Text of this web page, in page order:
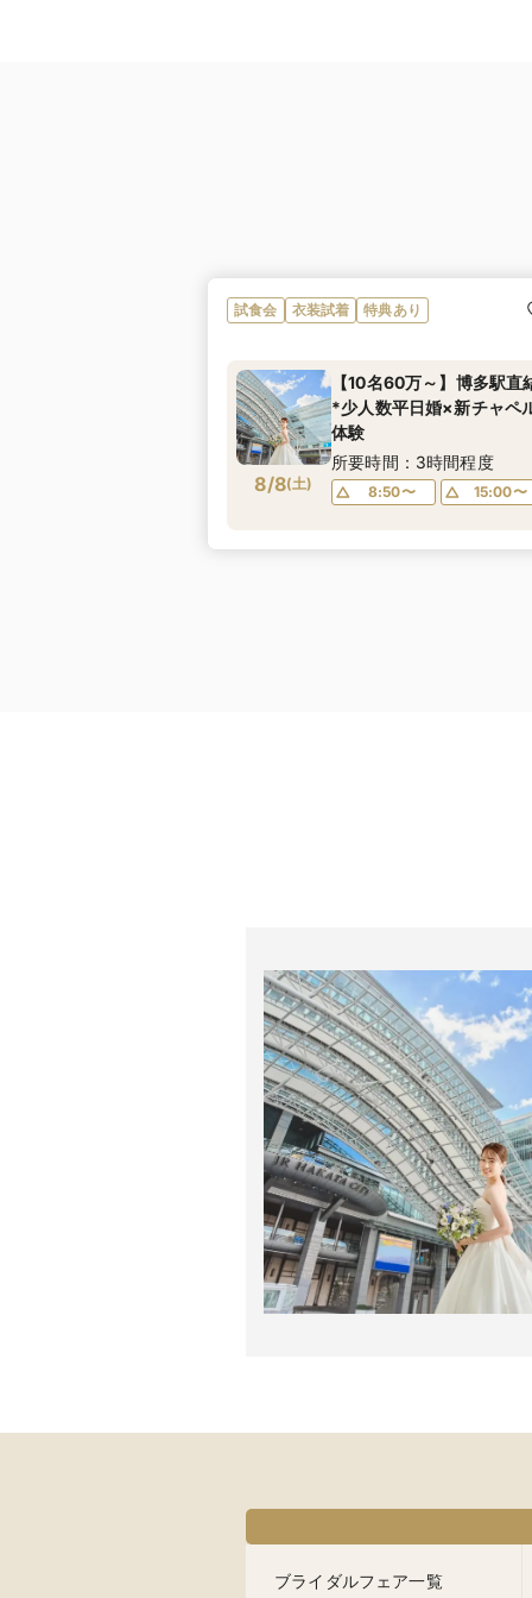
試食会 衣装試着 特典あり
8/8(土)
【10名60万～】博多駅直
*少人数平日婚×新チャペ
体験
所要時間：3時間程度
8:50〜 15:00〜
ブライダルフェア一覧